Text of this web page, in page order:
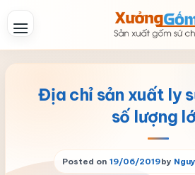
Địa chỉ sản xuất ly
số lượng
Posted on 19/06/2019by